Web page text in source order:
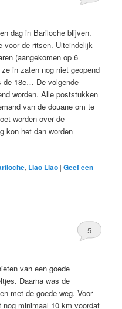
dag in Bariloche blijven.
voor de ritsen. Uiteindelijk
(aangekomen op 6
in zaten nog niet geopend
de 18e… De volgende
worden. Alle poststukken
van de douane om te
worden over de
kon het dan worden
, Llao Llao |Geef een
5
van een goede
Daarna was de
met de goede weg. Voor
nog minimaal 10 km voordat